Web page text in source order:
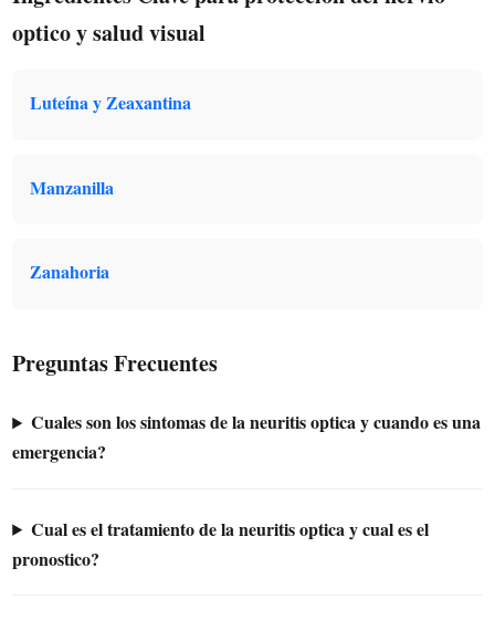
optico y salud visual
Luteína y Zeaxantina
Manzanilla
Zanahoria
Preguntas Frecuentes
Cuales son los sintomas de la neuritis optica y cuando es una
emergencia?
Cual es el tratamiento de la neuritis optica y cual es el
pronostico?